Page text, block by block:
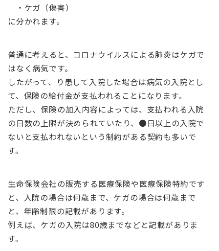
・ケガ（傷害）
に分かれます。
普通に考えると、コロナウイルスによる肺炎はケガで
はなく病気です。
したがって、り患して入院した場合は病気の入院とし
て、保険の給付金が支払われることになります。
ただし、保険の加入内容によっては、支払われる入院
の日数の上限が決められていたり、●日以上の入院で
ないと支払われないという制約がある契約も多いで
す。
生命保険会社の販売する医療保険や医療保険特約です
と、入院の場合は何歳まで、ケガの場合は何歳まで
と、年齢制限の記載があります。
例えば、ケガの入院は80歳までなどと記載がありま
す。